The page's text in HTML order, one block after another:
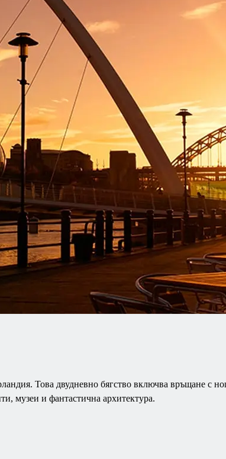
Това двудневно бягство включва връщане с
музеи и фантастична архитектура.